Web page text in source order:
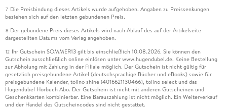
7 Die Preisbindung dieses Artikels wurde aufgehoben. Angaben zu Preissenkungen
beziehen sich auf den letzten gebundenen Preis.
8 Der gebundene Preis dieses Artikels wird nach Ablauf des auf der Artikelseite
dargestellten Datums vom Verlag angehoben.
12 Ihr Gutschein SOMMER13 gilt bis einschließlich 10.08.2026. Sie können den
Gutschein ausschließlich online einlösen unter www.hugendubel.de. Keine Bestellung
zur Abholung mit Zahlung in der Filiale möglich. Der Gutschein ist nicht gültig für
gesetzlich preisgebundene Artikel (deutschsprachige Bücher und eBooks) sowie für
preisgebundene Kalender, tolino shine (4016621130466), tolino select und das
Hugendubel Hörbuch Abo. Der Gutschein ist nicht mit anderen Gutscheinen und
Geschenkkarten kombinierbar. Eine Barauszahlung ist nicht möglich. Ein Weiterverkauf
und der Handel des Gutscheincodes sind nicht gestattet.